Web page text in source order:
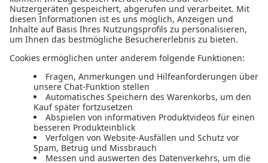
Wählen Sie ein Thema
Haufe Shop Haufe Office
Haufe Buchwelt